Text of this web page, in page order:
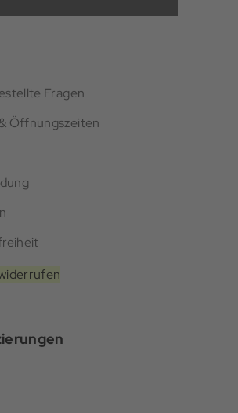
Fragen
Öffnungszeiten